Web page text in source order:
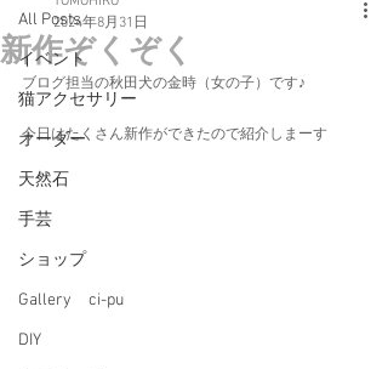
All Posts
イベント
猫アクセサリー
オーダー
天然石
手芸
ショップ
Gallery ci-pu
DIY
新作ぞくぞく
2024年8月31日
ブログ担当の秋田犬の金時（女の子）です♪
今日はたくさん新作ができたので紹介しまーす